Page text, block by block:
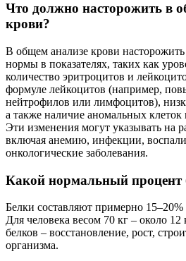
Что должно насторожить в
крови?
В общем анализе крови
нормы в показателях, таких как
количество эритроцитов и
формуле лейкоцитов (например,
нейтрофилов или лимфоцитов),
а также наличие аномальных
Эти изменения могут указывать на
включая анемию, инфекции,
онкологические заболевания.
Какой нормальный процент
Белки составляют примерно 15–20%
Для человека весом 70 кг – около
белков – восстановление, рост,
организма.